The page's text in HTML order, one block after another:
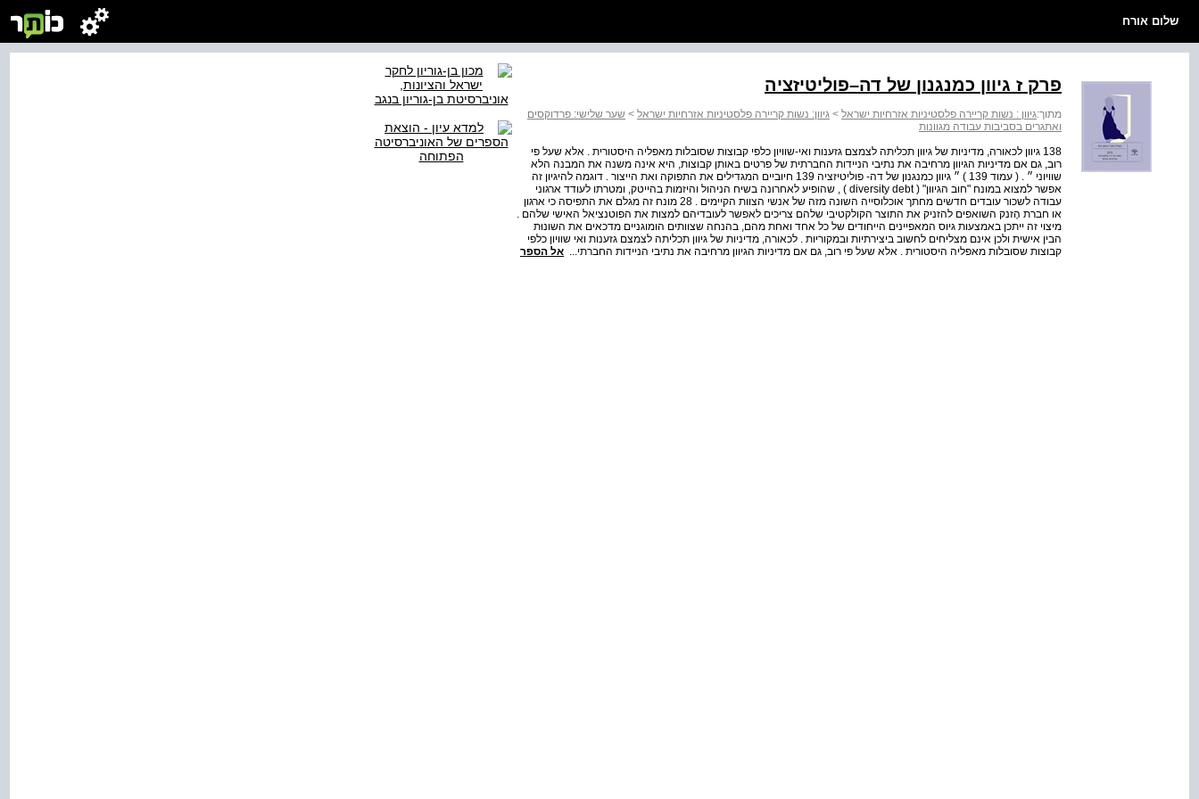
שלום אורח
פרק ז גיוון כמנגנון של דה–פוליטיזציה
מתוך:גיוון : נשות קריירה פלסטיניות אזרחיות ישראל > גיוון: נשות קריירה פלסטיניות אזרחיות ישראל > שער שלישי: פרדוקסים
ואתגרים בסביבות עבודה מגוונות
138 גיוון לכאורה, מדיניות של גיוון תכליתה לצמצם גזענות ואי-שוויון כלפי קבוצות שסובלות מאפליה היסטורית . אלא שעל פי
רוב, גם אם מדיניות הגיוון מרחיבה את נתיבי הניידות החברתית של פרטים באותן קבוצות, היא אינה משנה את המבנה הלא
שוויוני ״ . ( עמוד 139 ) ״ גיוון כמנגנון של דה- פוליטיזציה 139 חיוביים המגדילים את התפוקה ואת הייצור . דוגמה להיגיון זה
אפשר למצוא במונח "חוב הגיוון" ( diversity debt ) , שהופיע לאחרונה בשיח הניהול והיזמות בהייטק, ומטרתו לעודד ארגוני
עבודה לשכור עובדים חדשים מחתך אוכלוסייה השונה מזה של אנשי הצוות הקיימים . 28 מונח זה מגלם את התפיסה כי ארגון
או חברת הֶזנק השואפים להזניק את התוצר הקולקטיבי שלהם צריכים לאפשר לעובדיהם למצות את הפוטנציאל האישי שלהם .
מיצוי זה ייתכן באמצעות גיוס המאפיינים הייחודים של כל אחד ואחת מהם, בהנחה שצוותים הומוגניים מדכאים את השונוּת
הבין אישית ולכן אינם מצליחים לחשוב ביצירתיות ובמקוריות . לכאורה, מדיניות של גיוון תכליתה לצמצם גזענות ואי שוויון כלפי
קבוצות שסובלות מאפליה היסטורית . אלא שעל פי רוב, גם אם מדיניות הגיוון מרחיבה את נתיבי הניידות החברתי... אל הספר